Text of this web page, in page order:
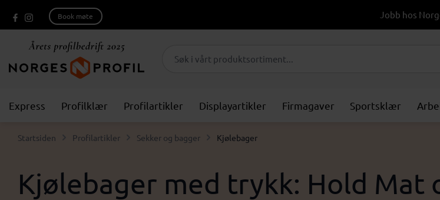
Book møte Jobb hos
Express Profilklær Profilartikler Displayartikler Firmagaver Sportsklær
Startsiden Profilartikler Sekker og bagger Kjølebager
Kjølebager med trykk: Hold Mat